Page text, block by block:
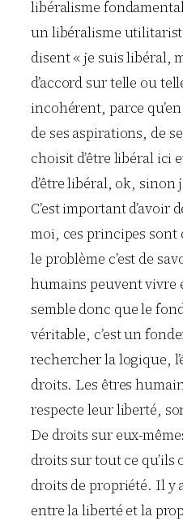
libéralisme
un libéralisme
disent « je suis libéral,
d’accord sur telle ou
incohérent, parce
de ses aspirations, de
choisit d’être libéral ici
d’être libéral, ok, sinon
C’est important d’avoir
moi, ces principes sont
le problème c’est de
humains peuvent vivre
semble donc que le
véritable, c’est un
rechercher la logique,
droits. Les êtres
respecte leur liberté,
De droits sur eux-
droits sur tout ce qu’ils
droits de propriété. Il y
entre la liberté et la